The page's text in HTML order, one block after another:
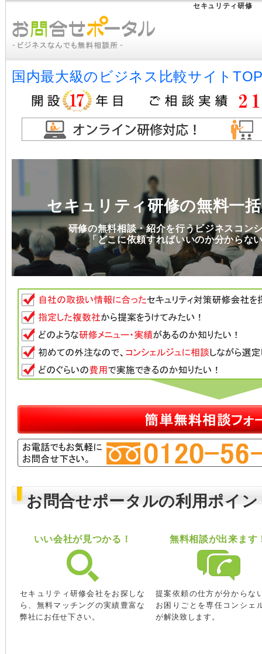
セキュリティ研修
国内最大級のビジネス比較サイト
セキュリティ研修の無料一
研修の無料相談・紹介を行うビジネスコン
「どこに依頼すればいいのか分からな
お問合せポータルの利用ポイン
いい会社が見つかる！ 無料相談が出来ます
セキュリティ研修会社をお探しな
ら、無料マッチングの実績豊富な
弊社にお任せ下さい。
提案依頼の仕方が分からな
お困りごとを専任コンシェ
が解決致します。